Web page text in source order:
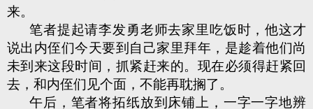
来。
笔者提起请李发勇老师去家里吃饭时，他这才
说出内侄们今天要到自己家里拜年，是趁着他们尚
未到来这段时间，抓紧赶来的。现在必须得赶紧回
去，和内侄们见个面，不能再耽搁了。
午后，笔者将拓纸放到床铺上，一字一字地辨